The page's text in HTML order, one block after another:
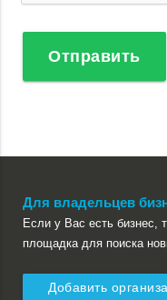
Отправить
Для владельцев
Если у Вас есть бизнес,
площадка для поиска
Добавить